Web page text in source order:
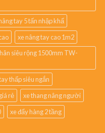
tay 5 tấn nhập khẩ
xe nâng tay cao 1m2
siêu rộng 1500mm TW-
thấp siêu ngắn
rẻ
xe thang nâng người
xe đẩy hàng 2 tầng